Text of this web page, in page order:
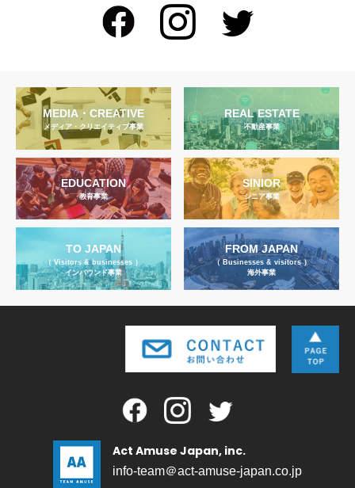
MEDIA・CREATIVE
メディア・クリエイティブ事業
REAL ESTATE
不動産事業
EDUCATION
教育事業
SINIOR
シニア事業
TO JAPAN
（ Visitors & businesses ）
インバウンド事業
FROM JAPAN
（ Businesses & visitors ）
海外事業
Act Amuse Japan, inc.
info-team＠act-amuse-japan.co.jp